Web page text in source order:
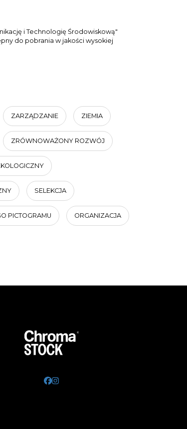
i Technologię Środowiskową"
do pobrania w jakości wysokiej
ZARZĄDZANIE ZIEMIA
ZRÓWNOWAŻONY ROZWÓJ
SELEKCJA
PICTOGRAMU ORGANIZACJA